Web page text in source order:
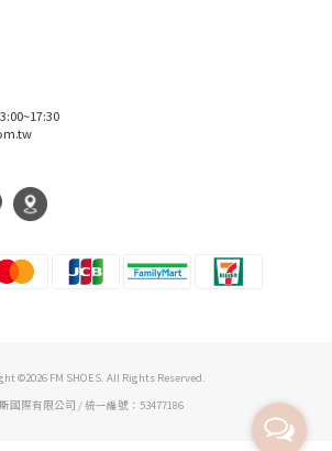
©2026 FM SHOES. All Rights Reserved.
國際有限公司 / 統一編號：53477186